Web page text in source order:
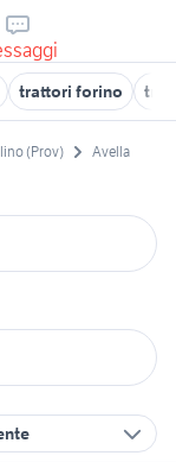
trattori forino
(Prov) Avella